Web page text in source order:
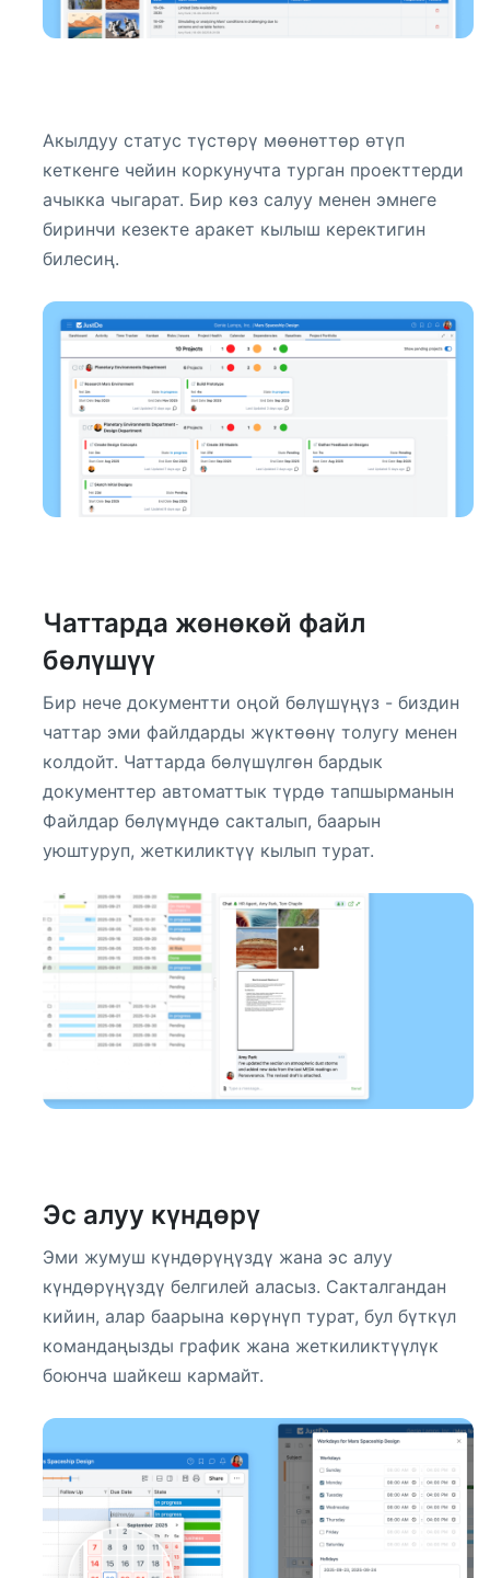
Акылдуу статус түстөрү мөөнөттөр өтүп
кеткенге чейин коркунучта турган проекттерди
ачыкка чыгарат. Бир көз салуу менен эмнеге
биринчи кезекте аракет кылыш керектигин
билесиң.
Чаттарда жөнөкөй файл
бөлүшүү
Бир нече документти оңой бөлүшүңүз - биздин
чаттар эми файлдарды жүктөөнү толугу менен
колдойт. Чаттарда бөлүшүлгөн бардык
документтер автоматтык түрдө тапшырманын
Файлдар бөлүмүндө сакталып, баарын
уюштуруп, жеткиликтүү кылып турат.
Эс алуу күндөрү
Эми жумуш күндөрүңүздү жана эс алуу
күндөрүңүздү белгилей аласыз. Сакталгандан
кийин, алар баарына көрүнүп турат, бул бүткүл
командаңызды график жана жеткиликтүүлүк
боюнча шайкеш кармайт.